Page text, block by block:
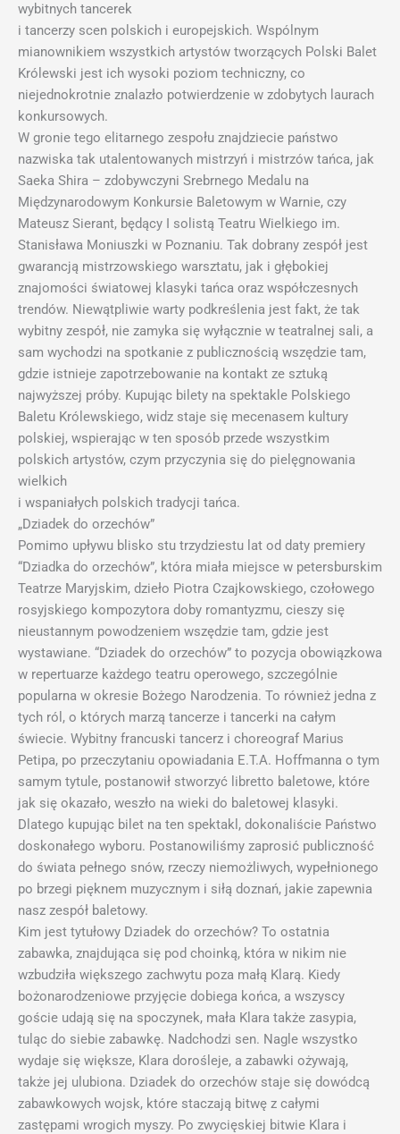
wybitnych tancerek
i tancerzy scen polskich i europejskich. Wspólnym
mianownikiem wszystkich artystów tworzących Polski Balet
Królewski jest ich wysoki poziom techniczny, co
niejednokrotnie znalazło potwierdzenie w zdobytych laurach
konkursowych.
W gronie tego elitarnego zespołu znajdziecie państwo
nazwiska tak utalentowanych mistrzyń i mistrzów tańca, jak
Saeka Shira – zdobywczyni Srebrnego Medalu na
Międzynarodowym Konkursie Baletowym w Warnie, czy
Mateusz Sierant, będący I solistą Teatru Wielkiego im.
Stanisława Moniuszki w Poznaniu. Tak dobrany zespół jest
gwarancją mistrzowskiego warsztatu, jak i głębokiej
znajomości światowej klasyki tańca oraz współczesnych
trendów. Niewątpliwie warty podkreślenia jest fakt, że tak
wybitny zespół, nie zamyka się wyłącznie w teatralnej sali, a
sam wychodzi na spotkanie z publicznością wszędzie tam,
gdzie istnieje zapotrzebowanie na kontakt ze sztuką
najwyższej próby. Kupując bilety na spektakle Polskiego
Baletu Królewskiego, widz staje się mecenasem kultury
polskiej, wspierając w ten sposób przede wszystkim
polskich artystów, czym przyczynia się do pielęgnowania
wielkich
i wspaniałych polskich tradycji tańca.
„Dziadek do orzechów”
Pomimo upływu blisko stu trzydziestu lat od daty premiery
“Dziadka do orzechów”, która miała miejsce w petersburskim
Teatrze Maryjskim, dzieło Piotra Czajkowskiego, czołowego
rosyjskiego kompozytora doby romantyzmu, cieszy się
nieustannym powodzeniem wszędzie tam, gdzie jest
wystawiane. “Dziadek do orzechów” to pozycja obowiązkowa
w repertuarze każdego teatru operowego, szczególnie
popularna w okresie Bożego Narodzenia. To również jedna z
tych ról, o których marzą tancerze i tancerki na całym
świecie. Wybitny francuski tancerz i choreograf Marius
Petipa, po przeczytaniu opowiadania E.T.A. Hoffmanna o tym
samym tytule, postanowił stworzyć libretto baletowe, które
jak się okazało, weszło na wieki do baletowej klasyki.
Dlatego kupując bilet na ten spektakl, dokonaliście Państwo
doskonałego wyboru. Postanowiliśmy zaprosić publiczność
do świata pełnego snów, rzeczy niemożliwych, wypełnionego
po brzegi pięknem muzycznym i siłą doznań, jakie zapewnia
nasz zespół baletowy.
Kim jest tytułowy Dziadek do orzechów? To ostatnia
zabawka, znajdująca się pod choinką, która w nikim nie
wzbudziła większego zachwytu poza małą Klarą. Kiedy
bożonarodzeniowe przyjęcie dobiega końca, a wszyscy
goście udają się na spoczynek, mała Klara także zasypia,
tuląc do siebie zabawkę. Nadchodzi sen. Nagle wszystko
wydaje się większe, Klara dorośleje, a zabawki ożywają,
także jej ulubiona. Dziadek do orzechów staje się dowódcą
zabawkowych wojsk, które staczają bitwę z całymi
zastępami wrogich myszy. Po zwycięskiej bitwie Klara i